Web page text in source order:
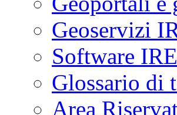
Geoservizi
Software
Glossario di
Area